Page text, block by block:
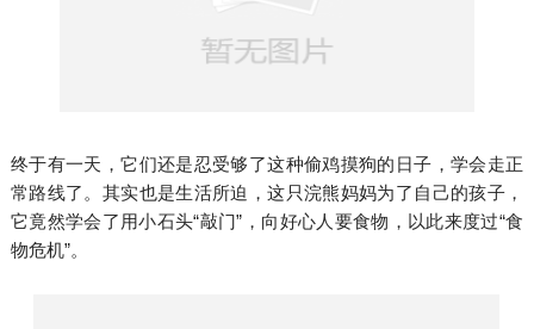
终于有一天，它们还是忍受够了这种偷鸡摸狗的日子，学会走正
常路线了。其实也是生活所迫，这只浣熊妈妈为了自己的孩子，
它竟然学会了用小石头“敲门”，向好心人要食物，以此来度过“食
物危机”。